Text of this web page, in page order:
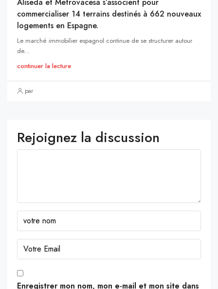
commercialiser 14 terrains destinés à 662 nouveaux
logements en Espagne.
Le marché immobilier espagnol continue de se structurer autour
de...
continuer la lecture
par
Rejoignez la discussion
Enregistrer mon nom, mon e-mail et mon site dans